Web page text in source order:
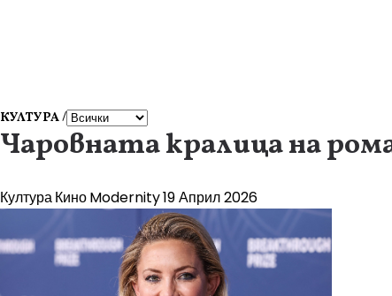
КУЛТУРА /
Чаровната кралица на
КултураКиноModernity19 Април 2026